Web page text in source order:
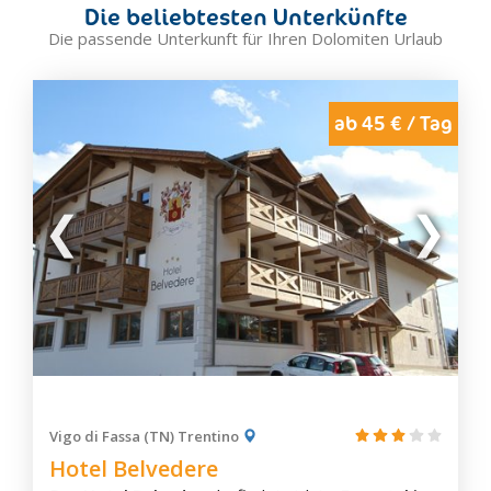
Canal San Bovo
Carano
Castello-Molina di Fiemme
Daiano
Fiera di Primiero
Lavazè Pass
Panchià
Predazzo
Sagrón Mis
San Martino di Castrozza
Tesero
Varena
Ziano di Fiemme
Die beliebtesten Unterkünfte
Die passende Unterkunft für Ihren Dolomiten Urlaub
ab 45 € / Tag
Vigo di Fassa (TN) Trentino
Hotel Belvedere